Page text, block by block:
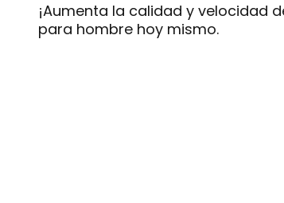
¡Aumenta la calidad y velocidad
para hombre hoy mismo.